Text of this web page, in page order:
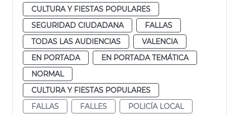
CULTURA Y FIESTAS POPULARES
SEGURIDAD CIUDADANA
FALLAS
TODAS LAS AUDIENCIAS
VALENCIA
EN PORTADA
EN PORTADA TEMÁTICA
NORMAL
CULTURA Y FIESTAS POPULARES
FALLAS
FALLES
POLICÍA LOCAL